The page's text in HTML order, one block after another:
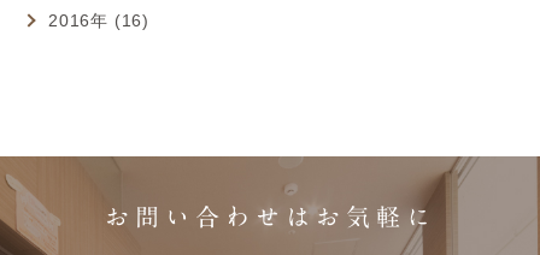
2016年 (16)
お問い合わせはお気軽に